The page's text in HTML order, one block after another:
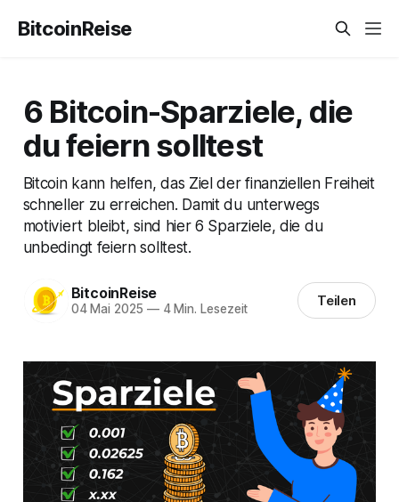
BitcoinReise
6 Bitcoin-Sparziele, die
du feiern solltest
Bitcoin kann helfen, das Ziel der finanziellen Freiheit
schneller zu erreichen. Damit du unterwegs
motiviert bleibt, sind hier 6 Sparziele, die du
unbedingt feiern solltest.
BitcoinReise
04 Mai 2025 —4 Min. Lesezeit Teilen